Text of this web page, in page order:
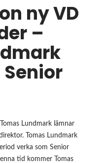
ny VD
–
Lundmark lämnar
Tomas Lundmark
verka som Senior
tid kommer Tomas